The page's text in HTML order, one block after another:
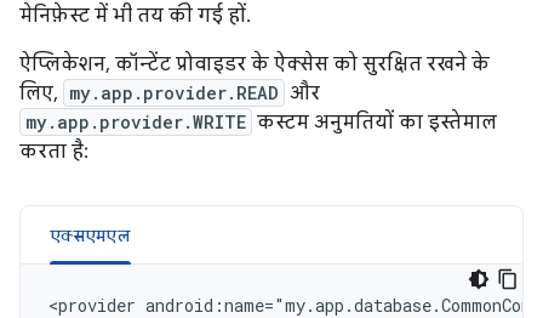
मेनिफ़ेस्ट में भी तय की गई हों.
ऐप्लिकेशन, कॉन्टेंट प्रोवाइडर के ऐक्सेस को सुरक्षित रखने के
लिए, my.app.provider.READ और
my.app.provider.WRITE कस्टम अनुमतियों का इस्तेमाल
करता है:
एक्सएमएल
<provider